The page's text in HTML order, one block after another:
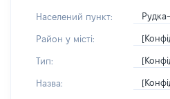
Населений пункт:
Район у місті:
Тип:
Назва: